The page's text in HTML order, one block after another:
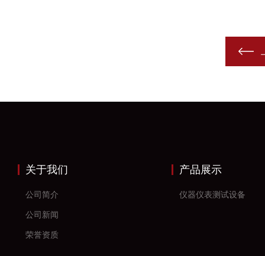
关于我们
公司简介
公司新闻
荣誉资质
产品展示
仪器仪表测试设备